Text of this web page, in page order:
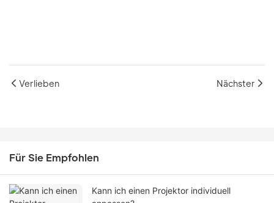
Verlieben Nächster
Für Sie Empfohlen
Kann ich einen Projektor individuell